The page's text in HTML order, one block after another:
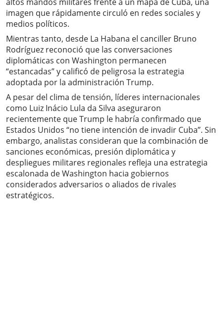
imagen que rápidamente circuló en redes sociales y
medios políticos.
Mientras tanto, desde La Habana el canciller Bruno
Rodríguez reconoció que las conversaciones
diplomáticas con Washington permanecen
“estancadas” y calificó de peligrosa la estrategia
adoptada por la administración Trump.
A pesar del clima de tensión, líderes internacionales
como Luiz Inácio Lula da Silva aseguraron
recientemente que Trump le habría confirmado que
Estados Unidos “no tiene intención de invadir Cuba”. Sin
embargo, analistas consideran que la combinación de
sanciones económicas, presión diplomática y
despliegues militares regionales refleja una estrategia
escalonada de Washington hacia gobiernos
considerados adversarios o aliados de rivales
estratégicos.